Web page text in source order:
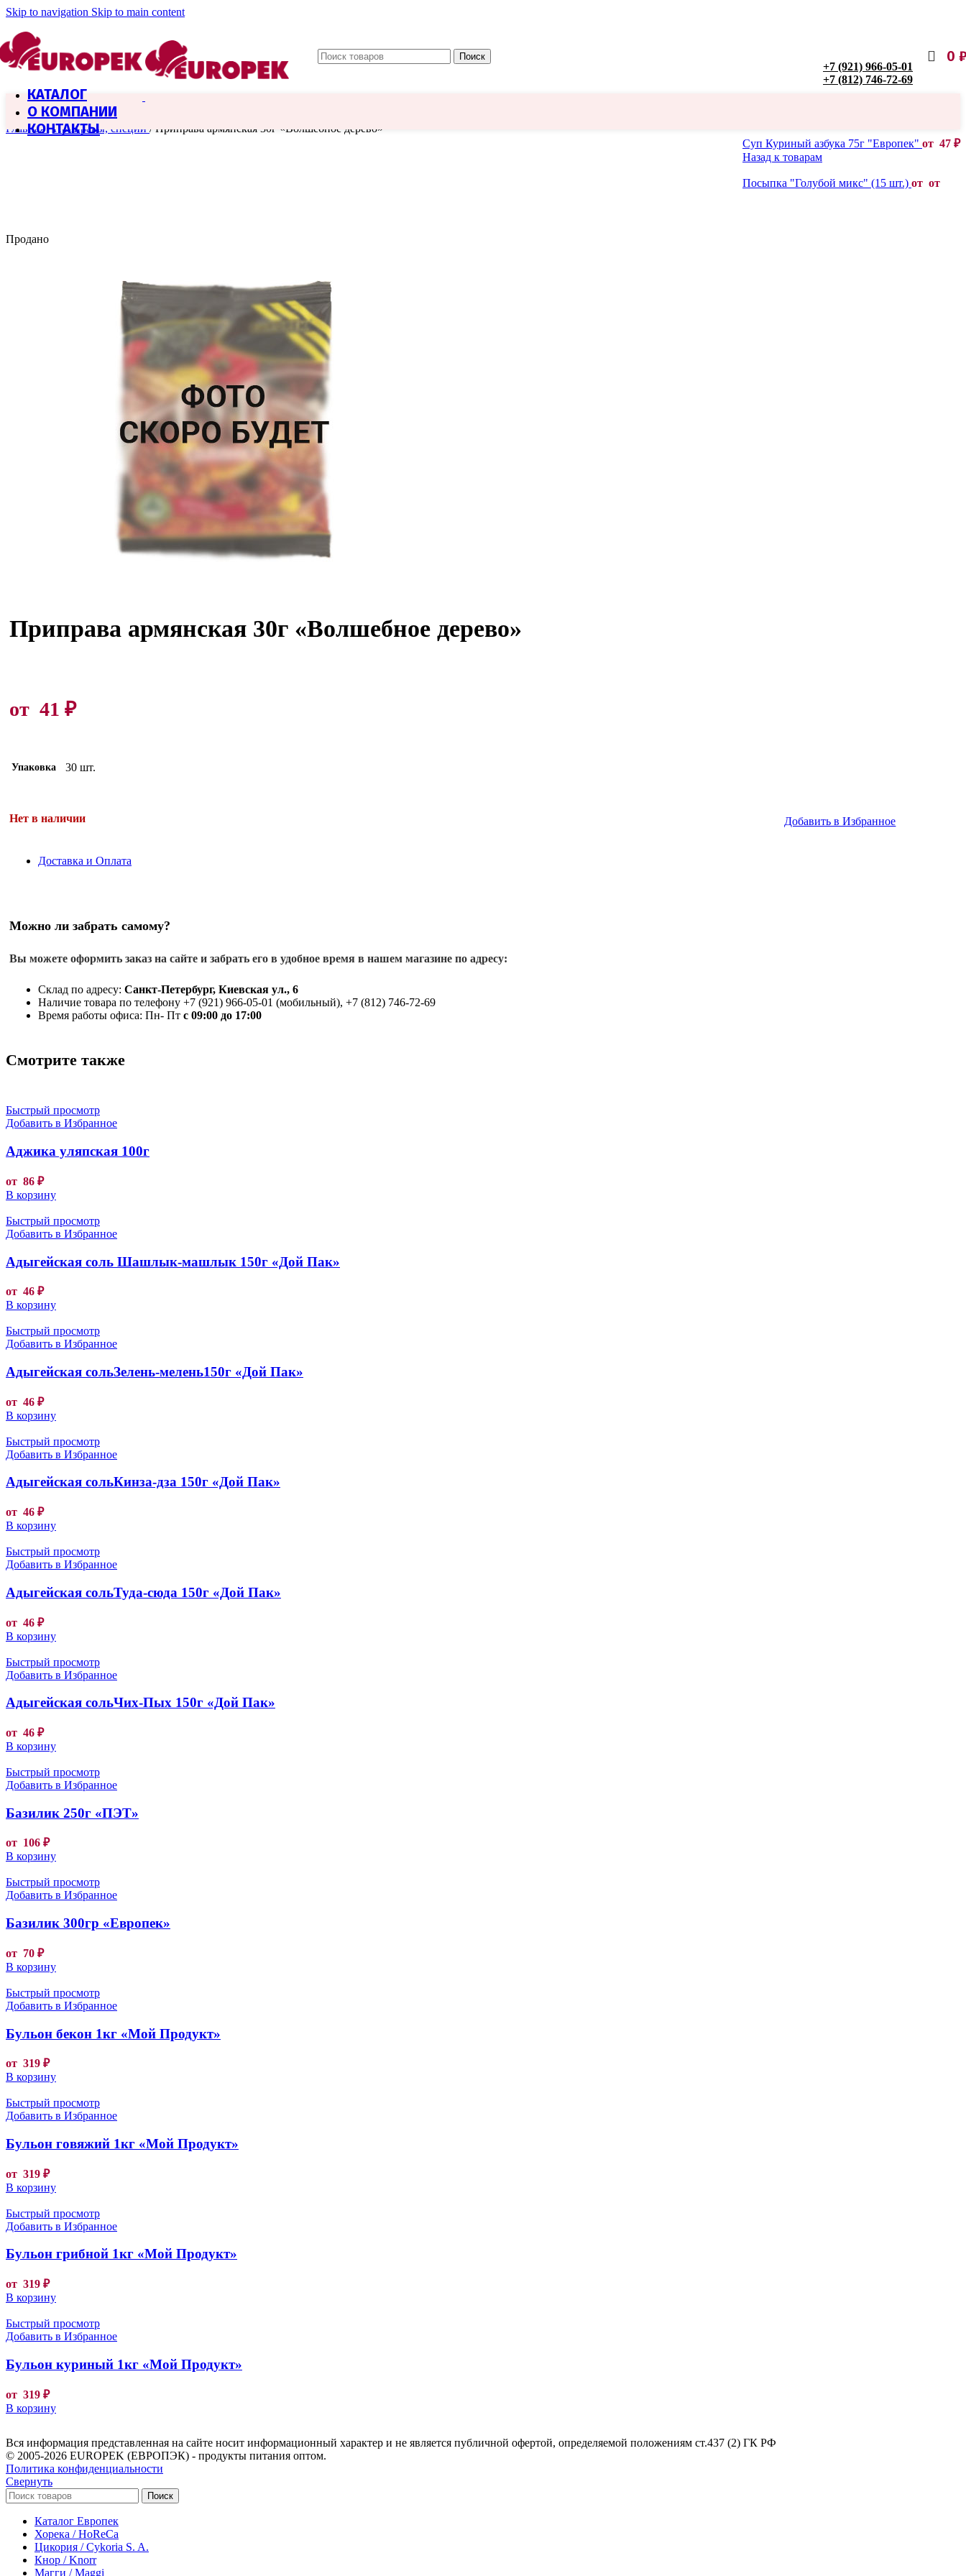
Skip to navigation Skip to main content
Поиск
+7 (921) 966-05-01
+7 (812) 746-72-69
0
КАТАЛОГ
О КОМПАНИИ
КОНТАКТЫ
Главная / Приправы, специи / Приправа армянская 30г «Волшебное дерево»
Суп Куриный азбука 75г "Европек" от 47 ₽
Назад к товарам
Посыпка "Голубой микс" (15 шт.) от от
Продано
Приправа армянская 30г «Волшебное дерево»
от 41 ₽
Упаковка 30 шт.
Нет в наличии Добавить в Избранное
Доставка и Оплата
Можно ли забрать самому?
Вы можете оформить заказ на сайте и забрать его в удобное время в нашем магазине по адресу:
Склад по адресу: Санкт-Петербург, Киевская ул., 6
Наличие товара по телефону +7 (921) 966-05-01 (мобильный), +7 (812) 746-72-69
Время работы офиса: Пн- Пт с 09:00 до 17:00
Смотрите также
Быстрый просмотр
Добавить в Избранное
Аджика уляпская 100г
от 86 ₽
В корзину
Быстрый просмотр
Добавить в Избранное
Адыгейская соль Шашлык-машлык 150г «Дой Пак»
от 46 ₽
В корзину
Быстрый просмотр
Добавить в Избранное
Адыгейская сольЗелень-мелень150г «Дой Пак»
от 46 ₽
В корзину
Быстрый просмотр
Добавить в Избранное
Адыгейская сольКинза-дза 150г «Дой Пак»
от 46 ₽
В корзину
Быстрый просмотр
Добавить в Избранное
Адыгейская сольТуда-сюда 150г «Дой Пак»
от 46 ₽
В корзину
Быстрый просмотр
Добавить в Избранное
Адыгейская сольЧих-Пых 150г «Дой Пак»
от 46 ₽
В корзину
Быстрый просмотр
Добавить в Избранное
Базилик 250г «ПЭТ»
от 106 ₽
В корзину
Быстрый просмотр
Добавить в Избранное
Базилик 300гр «Европек»
от 70 ₽
В корзину
Быстрый просмотр
Добавить в Избранное
Бульон бекон 1кг «Мой Продукт»
от 319 ₽
В корзину
Быстрый просмотр
Добавить в Избранное
Бульон говяжий 1кг «Мой Продукт»
от 319 ₽
В корзину
Быстрый просмотр
Добавить в Избранное
Бульон грибной 1кг «Мой Продукт»
от 319 ₽
В корзину
Быстрый просмотр
Добавить в Избранное
Бульон куриный 1кг «Мой Продукт»
от 319 ₽
В корзину
Вся информация представленная на сайте носит информационный характер и не является публичной офертой, определяемой положениям ст.437 (2) ГК РФ
© 2005-2026 EUROPEK (ЕВРОПЭК) - продукты питания оптом.
Политика конфиденциальности
Свернуть
Поиск
Каталог Европек
Хорека / HoReCa
Цикория / Cykoria S. A.
Кнор / Knorr
Магги / Maggi